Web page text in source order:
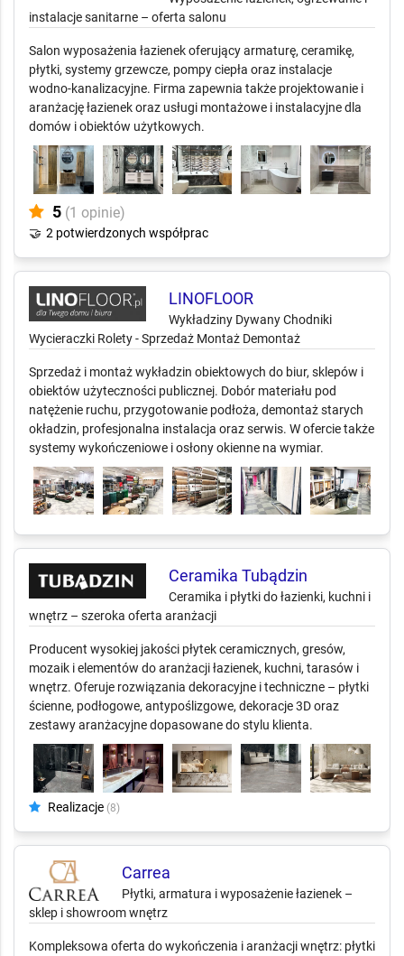
instalacje sanitarne – oferta salonu
Salon wyposażenia łazienek oferujący armaturę, ceramikę,
płytki, systemy grzewcze, pompy ciepła oraz instalacje
wodno-kanalizacyjne. Firma zapewnia także projektowanie i
aranżację łazienek oraz usługi montażowe i instalacyjne dla
domów i obiektów użytkowych.
5 (1 opinie)
🤝 2 potwierdzonych współprac
LINOFLOOR
Wykładziny Dywany Chodniki
Wycieraczki Rolety - Sprzedaż Montaż Demontaż
Sprzedaż i montaż wykładzin obiektowych do biur, sklepów i
obiektów użyteczności publicznej. Dobór materiału pod
natężenie ruchu, przygotowanie podłoża, demontaż starych
okładzin, profesjonalna instalacja oraz serwis. W ofercie także
systemy wykończeniowe i osłony okienne na wymiar.
Ceramika Tubądzin
Ceramika i płytki do łazienki, kuchni i
wnętrz – szeroka oferta aranżacji
Producent wysokiej jakości płytek ceramicznych, gresów,
mozaik i elementów do aranżacji łazienek, kuchni, tarasów i
wnętrz. Oferuje rozwiązania dekoracyjne i techniczne – płytki
ścienne, podłogowe, antypoślizgowe, dekoracje 3D oraz
zestawy aranżacyjne dopasowane do stylu klienta.
Realizacje (8)
Carrea
Płytki, armatura i wyposażenie łazienek –
sklep i showroom wnętrz
Kompleksowa oferta do wykończenia i aranżacji wnętrz: płytki